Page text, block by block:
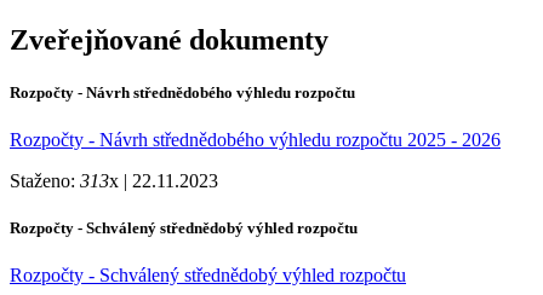
Zveřejňované dokumenty
Rozpočty - Návrh střednědobého výhledu rozpočtu
Rozpočty - Návrh střednědobého výhledu rozpočtu 2025 - 2026
Staženo: 313x | 22.11.2023
Rozpočty - Schválený střednědobý výhled rozpočtu
Rozpočty - Schválený střednědobý výhled rozpočtu